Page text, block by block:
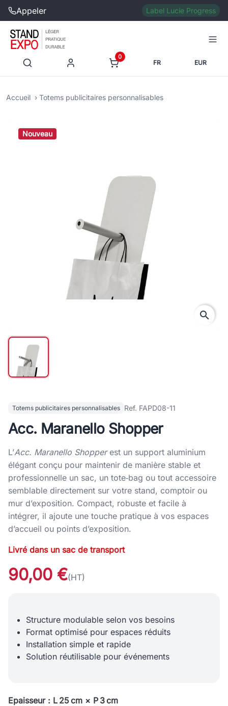
Appeler Label Lucie Progress
0
FR EUR
Accueil Totems publicitaires personnalisables
Nouveau
search
Totems publicitaires personnalisables Ref. FAPD08-11
Acc. Maranello Shopper
L’Acc. Maranello Shopperest un support aluminium
élégant conçu pour maintenir de manière stable et
professionnelle un sac, un tote‑bag ou tout accessoire
semblable directement sur votre stand, comptoir ou
mur d’exposition. Compact, robuste et facile à
intégrer, il ajoute une touche pratique à vos espaces
d’accueil ou points d’exposition.
Livré dans un sac de transport
90,00 €(HT)
Structure modulable selon vos besoins
Format optimisé pour espaces réduits
Installation simple et rapide
Solution réutilisable pour événements
Epaisseur : L 25 cm × P 3 cm